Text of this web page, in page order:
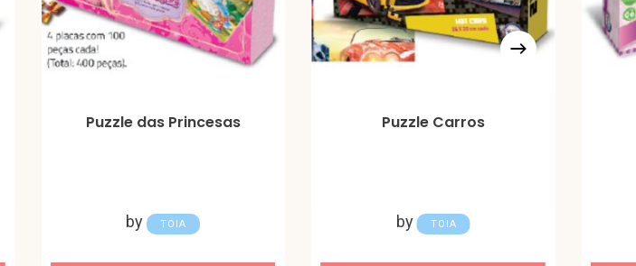
Puzzle das Princesas
by TOIA
Puzzle Carros
by TOIA